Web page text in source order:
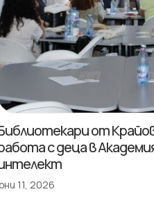
от
с деца в
11, 2026